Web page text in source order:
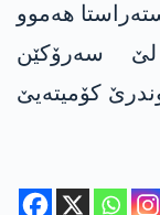
ھەموو
لێ سەرۆکێن
کۆمیتەیێ